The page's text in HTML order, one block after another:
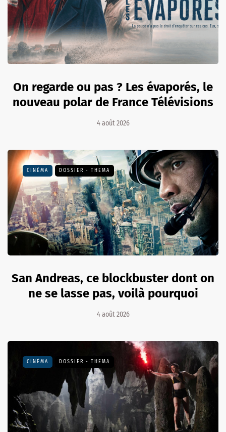
On regarde ou pas ? Les évaporés, le
nouveau polar de France Télévisions
4 août 2026
CINÉMA DOSSIER - THEMA
San Andreas, ce blockbuster dont on
ne se lasse pas, voilà pourquoi
4 août 2026
CINÉMA DOSSIER - THEMA